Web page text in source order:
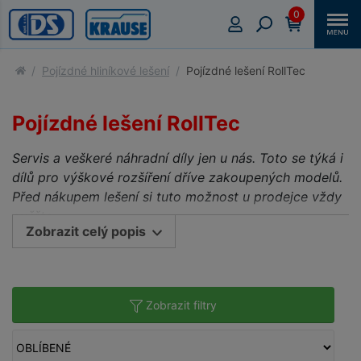
0
Pojízdné hliníkové lešení Pojízdné lešení RollTec
Pojízdné lešení RollTec
Servis a veškeré náhradní díly jen u nás. Toto se týká i
dílů pro výškové rozšíření dříve zakoupených modelů.
Před nákupem lešení si tuto možnost u prodejce vždy
ověřte.
Maximální přípustné rovnoměrně rozložené
Snadno přemístitelné hliníkové skládací lešení
bez použití nářadí pro práci v interiéru i exteriéru
1004-1.
Zobrazit celý popis
Zobrazit filtry